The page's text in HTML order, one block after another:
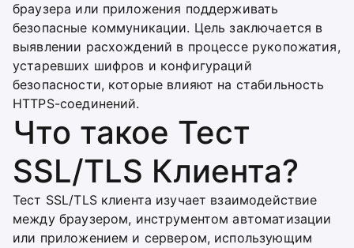
браузера или приложения поддерживать
безопасные коммуникации. Цель заключается в
выявлении расхождений в процессе рукопожатия,
устаревших шифров и конфигураций
безопасности, которые влияют на стабильность
HTTPS-соединений.
Что такое Тест
SSL/TLS Клиента?
Тест SSL/TLS клиента изучает взаимодействие
между браузером, инструментом автоматизации
или приложением и сервером, использующим